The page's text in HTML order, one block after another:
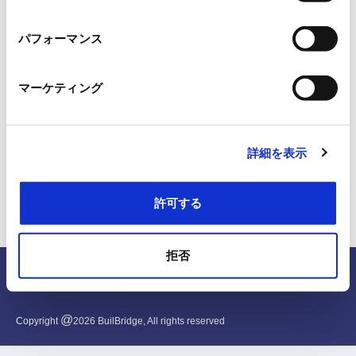
パフォーマンス
マーケティング
詳細を表示
許可する
拒否
English
Copyright @2026 BuilBridge, All rights reserved